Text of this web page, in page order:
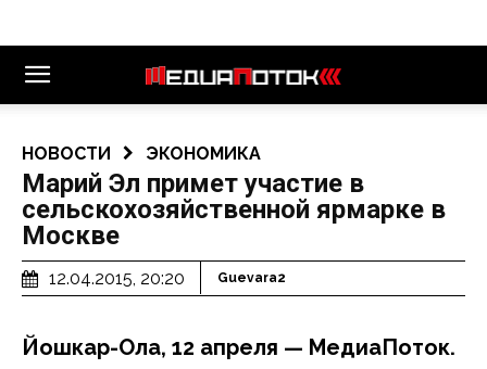
НОВОСТИ ЭКОНОМИКА
Марий Эл примет участие в
сельскохозяйственной ярмарке в
Москве
12.04.2015, 20:20 Guevara2
Йошкар-Ола, 12 апреля — МедиаПоток.